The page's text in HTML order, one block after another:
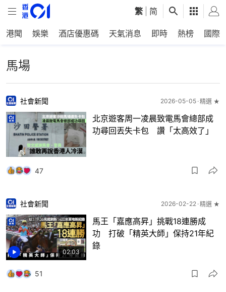
繁 简
港聞 娛樂 酒店優惠碼 天氣消息 即時 熱榜 國際
馬場
社會新聞 2026-05-05 精選 ★
北京遊客周一凌晨致電馬會總部成
功尋回丟失卡包 讚「太高效了」
47
02:03
社會新聞 2026-02-22 精選 ★
馬王「嘉應高昇」挑戰18連勝成
功 打破「精英大師」保持21年紀
錄
51